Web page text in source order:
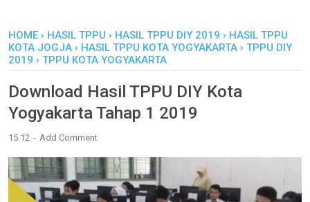
HOME › HASIL TPPU › HASIL TPPU DIY 2019 › HASIL TPPU
KOTA JOGJA › HASIL TPPU KOTA YOGYAKARTA › TPPU DIY
2019 › TPPU KOTA YOGYAKARTA
Download Hasil TPPU DIY Kota
Yogyakarta Tahap 1 2019
15.12 Add Comment